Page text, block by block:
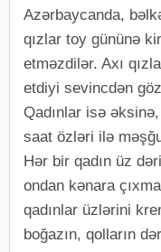
Azərbaycanda,
qızlar toy gününə
etməzdilər. Axı
etdiyi sevincdən
Qadınlar isə
saat özləri ilə
Hər bir qadın üz
ondan kənara
qadınlar üzlərini
boğazın, qolların